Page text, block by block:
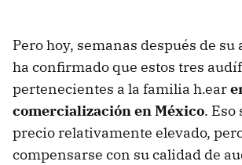
Pero hoy, semanas después de
ha confirmado que estos tres
pertenecientes a la familia h.ear
comercialización en México. Eso
precio relativamente elevado,
compensarse con su calidad de